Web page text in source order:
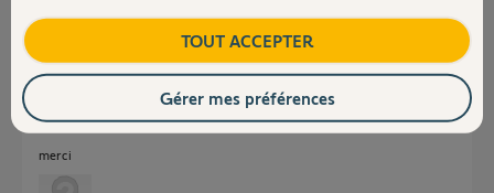
comment change-t'on le port sur la box ?
merci
TOUT ACCEPTER
Gérer mes préférences